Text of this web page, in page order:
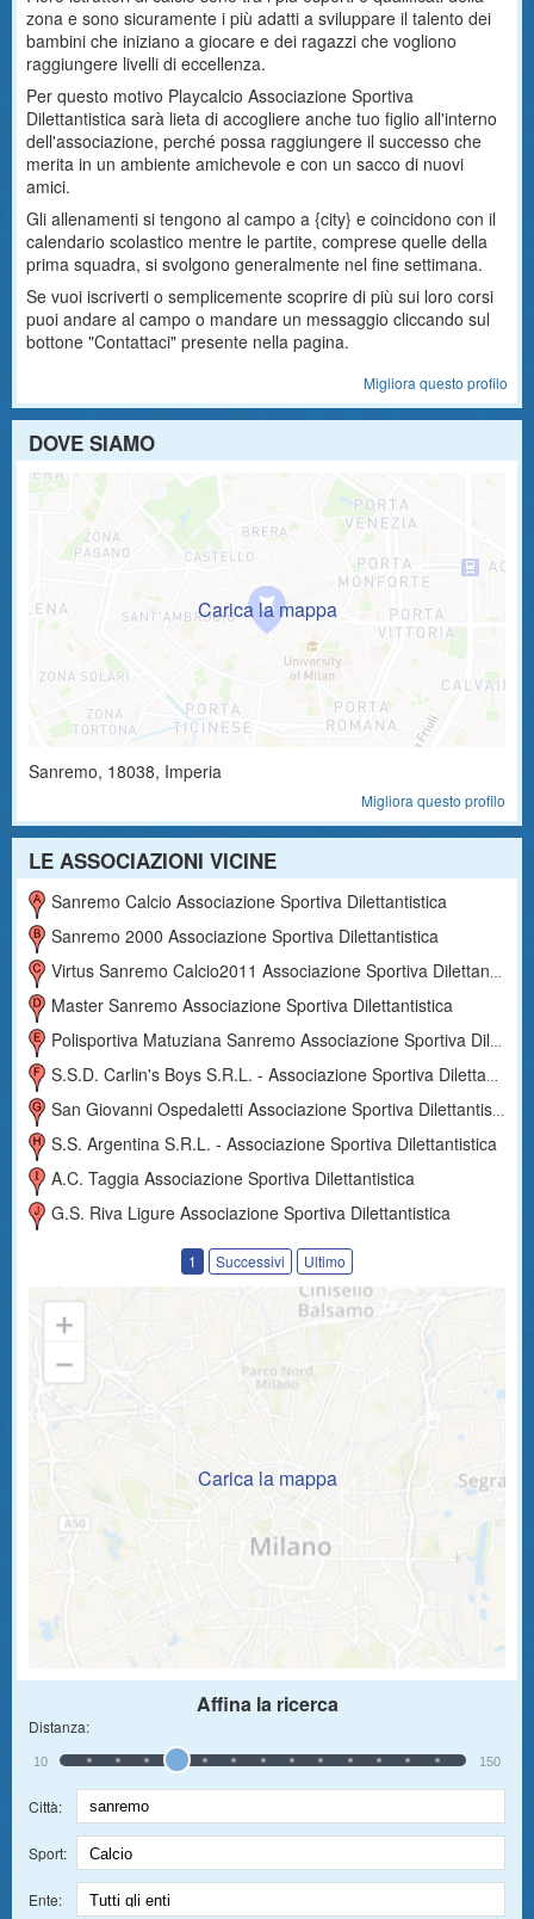
zona e sono sicuramente i più adatti a sviluppare il talento dei
bambini che iniziano a giocare e dei ragazzi che vogliono
raggiungere livelli di eccellenza.
Per questo motivo Playcalcio Associazione Sportiva
Dilettantistica sarà lieta di accogliere anche tuo figlio all'interno
dell'associazione, perché possa raggiungere il successo che
merita in un ambiente amichevole e con un sacco di nuovi
amici.
Gli allenamenti si tengono al campo a {city} e coincidono con il
calendario scolastico mentre le partite, comprese quelle della
prima squadra, si svolgono generalmente nel fine settimana.
Se vuoi iscriverti o semplicemente scoprire di più sui loro corsi
puoi andare al campo o mandare un messaggio cliccando sul
bottone "Contattaci" presente nella pagina.
Migliora questo profilo
DOVE SIAMO
Sanremo, 18038, Imperia
Migliora questo profilo
LE ASSOCIAZIONI VICINE
Sanremo Calcio Associazione Sportiva Dilettantistica
Sanremo 2000 Associazione Sportiva Dilettantistica
Virtus Sanremo Calcio2011 Associazione Sportiva Dilettantistica
Master Sanremo Associazione Sportiva Dilettantistica
Polisportiva Matuziana Sanremo Associazione Sportiva Dilettantistica
S.s.d. Carlin's Boys S.r.l. - Associazione Sportiva Dilettantistica
San Giovanni Ospedaletti Associazione Sportiva Dilettantistica
S.s. Argentina S.r.l. - Associazione Sportiva Dilettantistica
A.c. Taggia Associazione Sportiva Dilettantistica
G.s. Riva Ligure Associazione Sportiva Dilettantistica
1 Successivi Ultimo
Carica la mappa
Affina la ricerca
Distanza:
10 150
Città:
Sport:
Ente: